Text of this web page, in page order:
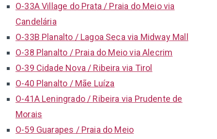
O-33A Village do Prata / Praia do Meio via
Candelária
O-33B Planalto / Lagoa Seca via Midway Mall
O-38 Planalto / Praia do Meio via Alecrim
O-39 Cidade Nova / Ribeira via Tirol
O-40 Planalto / Mãe Luíza
O-41A Leningrado / Ribeira via Prudente de
Morais
O-59 Guarapes / Praia do Meio